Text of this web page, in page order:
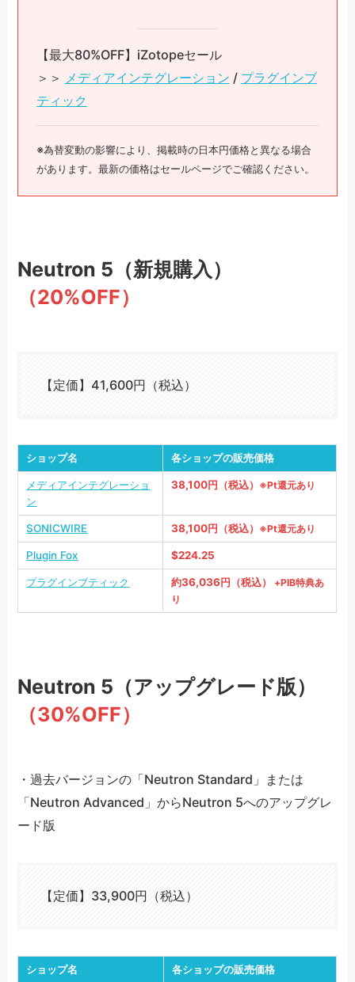
【最大80%OFF】iZotopeセール
＞＞ メディアインテグレーション / プラグインブ
ティック
※為替変動の影響により、掲載時の日本円価格と異なる場合
があります。最新の価格はセールページでご確認ください。
Neutron 5 （新規購入）
（20%OFF）
【定価】41,600円（税込）
ショップ名 各ショップの販売価格
メディアインテグレーショ
ン
38,100円（税込） ※Pt還元あり
SONICWIRE 38,100円（税込） ※Pt還元あり
Plugin Fox $224.25
プラグインブティック 約36,036円（税込） +PIB特典あ
り
Neutron 5 （アップグレード版）
（30%OFF）
・過去バージョンの「Neutron Standard」または
「Neutron Advanced」からNeutron 5へのアップグレ
ード版
【定価】33,900円（税込）
ショップ名 各ショップの販売価格